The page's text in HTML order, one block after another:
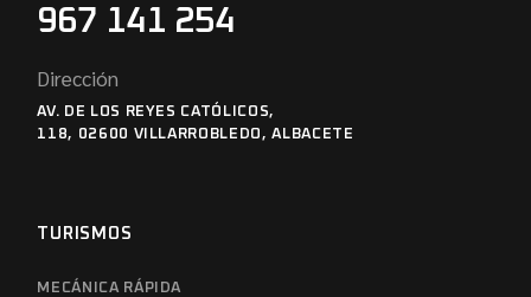
967 141 254
Dirección
AV. DE LOS REYES CATÓLICOS,
118, 02600 VILLARROBLEDO, ALBACETE
TURISMOS
MECÁNICA RÁPIDA